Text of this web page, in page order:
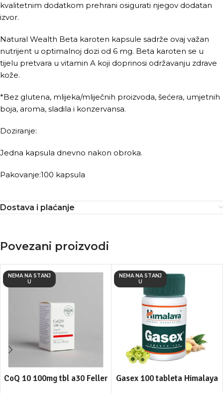
kvalitetnim dodatkom prehrani osigurati njegov dodatan
izvor.
Natural Wealth Beta karoten kapsule sadrže ovaj važan
nutrijent u optimalnoj dozi od 6 mg. Beta karoten se u
tijelu pretvara u vitamin A koji doprinosi održavanju zdrave
kože.
*Bez glutena, mlijeka/mliječnih proizvoda, šećera, umjetnih
boja, aroma, sladila i konzervansa.
Doziranje:
Jedna kapsula dnevno nakon obroka.
Pakovanje:100 kapsula
Dostava i plaćanje
Povezani proizvodi
NEMA NA STANJ
U
CoQ 10 100mg tbl a30 Feller
NEMA NA STANJ
U
Gasex 100 tableta Himalaya